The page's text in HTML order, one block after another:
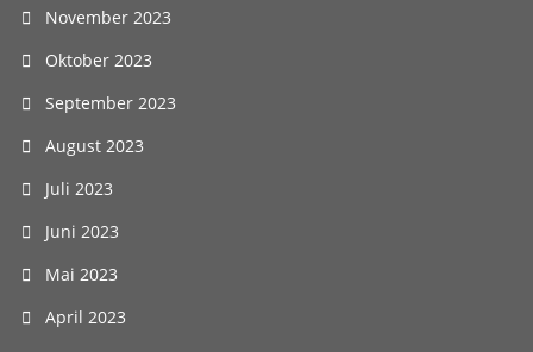
November 2023
Oktober 2023
September 2023
August 2023
Juli 2023
Juni 2023
Mai 2023
April 2023